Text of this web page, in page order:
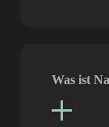
Was ist